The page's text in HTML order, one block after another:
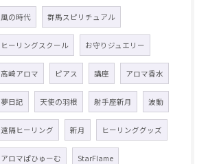
風の時代 群馬スピリチュアル
ヒーリングスクール お守りジュエリー
高崎アロマ ピアス 講座 アロマ香水
夢日記 天使の羽根 射手座新月 波動
遠隔ヒーリング 新月 ヒーリンググッズ
アロマぱひゅーむ StarFlame